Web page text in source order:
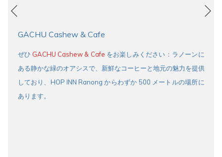
Previous
GACHU Cashew & Cafe
ぜひ GACHU Cashew & Cafe をお楽しみください：ラノーンに
ある静かな緑のオアシスで、新鮮なコーヒーと地元の魅力を提供
しており、HOP INN Ranong からわずか 500 メートルの場所に
あります。